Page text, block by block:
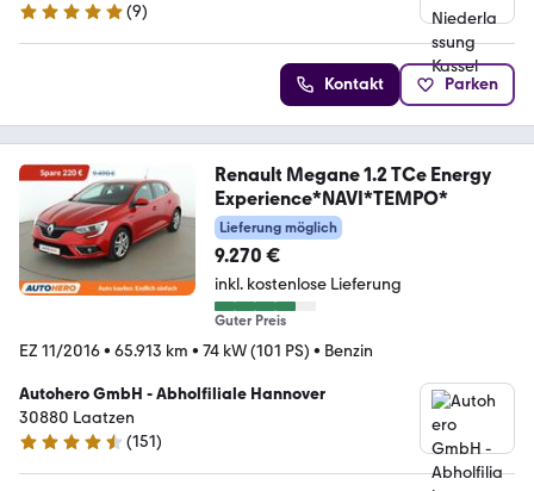
5 Sterne
(9)
Kontakt Parken
Renault Megane 1.2 TCe Energy
Experience*NAVI*TEMPO*
Lieferung möglich
9.270 €
inkl. kostenlose Lieferung
Guter Preis
EZ 11/2016• 65.913 km • 74 kW (101 PS) • Benzin
Autohero GmbH - Abholfiliale Hannover
30880 Laatzen
4.7 Sterne
(151)